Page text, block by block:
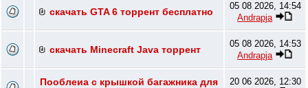
скачать GTA 6 торрент бесплатно
05 08 2026, 14:54
Andrapja
скачать Minecraft Java торрент
05 08 2026, 14:53
Andrapja
Пооблеиа с крышкой багажника для
20 06 2026, 12:30